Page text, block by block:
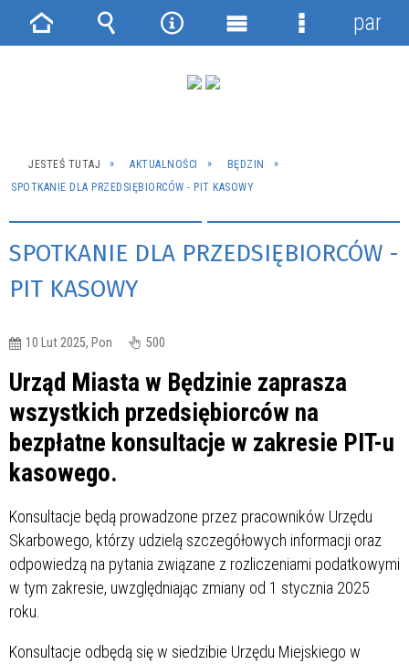
JESTEŚ TUTAJ AKTUALNOŚCI
BĘDZIN
SPOTKANIE DLA PRZEDSIĘBIORCÓW - PIT KASOWY
SPOTKANIE DLA PRZEDSIĘBIORCÓW -
PIT KASOWY
10 Lut 2025, Pon 500
Urząd Miasta w Będzinie zaprasza
wszystkich przedsiębiorców na
bezpłatne konsultacje w zakresie PIT-u
kasowego.
Konsultacje będą prowadzone przez pracowników Urzędu
Skarbowego, którzy udzielą szczegółowych informacji oraz
odpowiedzą na pytania związane z rozliczeniami podatkowymi
w tym zakresie, uwzględniając zmiany od 1 stycznia 2025
roku.
Konsultacje odbędą się w siedzibie Urzędu Miejskiego w
Strona Wyszukiwarka
NarzędziaMenu
Menu
panel